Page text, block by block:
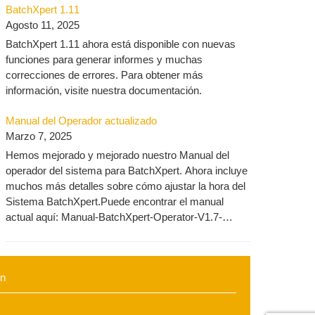
https://docu.mlogics-automation.com/batchxpert-
2/engineering-2/
BatchXpert 1.11
Agosto 11, 2025
BatchXpert 1.11 ahora está disponible con nuevas
funciones para generar informes y muchas
correcciones de errores. Para obtener más
información, visite nuestra documentación.
Manual del Operador actualizado
Marzo 7, 2025
Hemos mejorado y mejorado nuestro Manual del
operador del sistema para BatchXpert. Ahora incluye
muchos más detalles sobre cómo ajustar la hora del
Sistema BatchXpert.Puede encontrar el manual
actual aquí: Manual-BatchXpert-Operator-V1.7-